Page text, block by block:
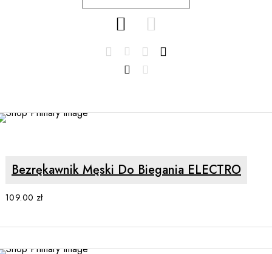
Bezrękawnik Męski Do Biegania ELECTRO
109.00 zł